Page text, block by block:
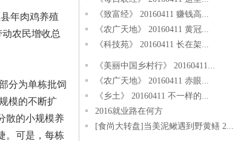
年肉鸡养殖
农民增收总
分为单栋批饲
模的不断扩
散的小规模养
。可是，每栋
《致富经》 20160411 赚钱高...
《农广天地》 20160411 黄冠...
《科技苑》 20160411 长在架...
《美丽中国乡村行》 20160411...
《农广天地》 20160411 赤眼...
《乡土》 20160411 不一样的...
2016就业路在何方
[食尚大转盘]当美泥鳅遇到野黄鳝 2...